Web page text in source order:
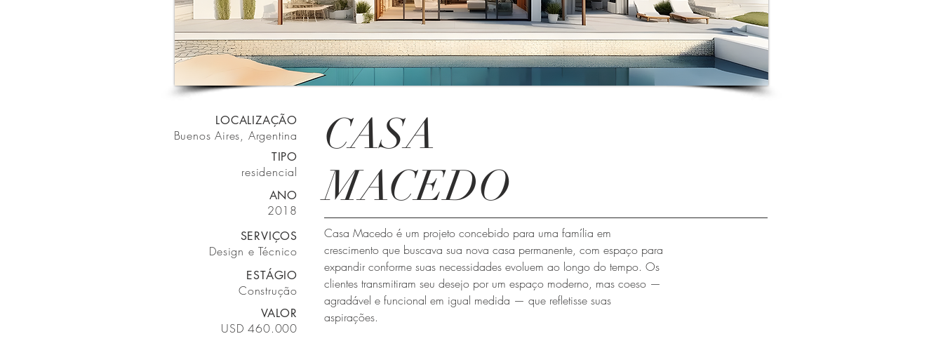
TIPO
residencial
ANO
2018
SERVIÇOS
Design e Técnico
ESTÁGIO
Construção
VALOR
USD 460.000
CASA
MACEDO
Casa Macedo é um projeto concebido para uma família em
crescimento que buscava sua nova casa permanente, com espaço para
expandir conforme suas necessidades evoluem ao longo do tempo. Os
clientes transmitiram seu desejo por um espaço moderno, mas coeso —
agradável e funcional em igual medida — que refletisse suas
aspirações.
LOCALIZAÇÃO
Buenos Aires, Argentina